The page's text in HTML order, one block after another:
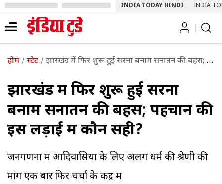
INDIA TODAY HINDI INDIA
होम स्टेट झारखंड में फिर शुरू हुई सरना बनाम सनातन की बहस; पहचान की इस लड़ाई में कौन सही?
झारखंड में फिर शुरू हुई सरना
बनाम सनातन की बहस; पहचान की
इस लड़ाई में कौन सही?
जनगणना में आदिवासियों के लिए अलग धर्म की श्रेणी की
मांग एक बार फिर चर्चा के केंद्र में